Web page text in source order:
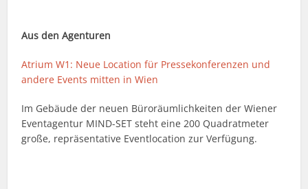
Aus den Agenturen
Atrium W1: Neue Location für Pressekonferenzen und
andere Events mitten in Wien
Im Gebäude der neuen Büroräumlichkeiten der Wiener
Eventagentur MIND-SET steht eine 200 Quadratmeter
große, repräsentative Eventlocation zur Verfügung.